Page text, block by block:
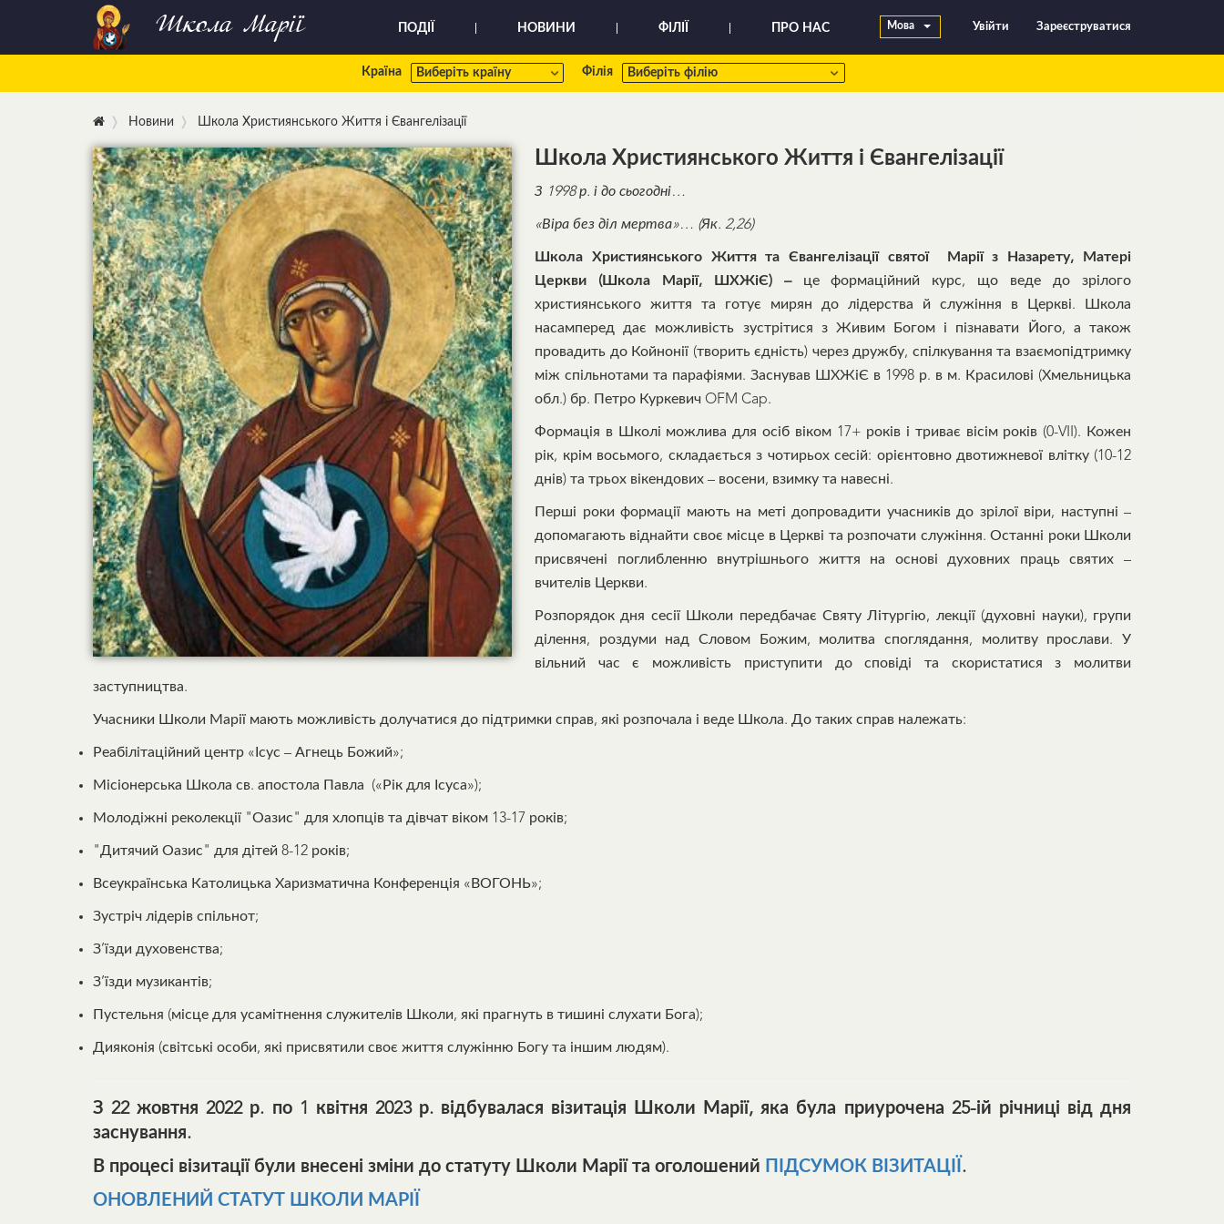
Школа Марії ПОДІЇ НОВИНИ ФІЛІЇ ПРО НАС Мова Увійти Зареєструватися
Країна Філія
Новини Школа Християнського Життя і Євангелізації
Школа Християнського Життя і Євангелізації
З 1998 р. і до сьогодні…
«Віра без діл мертва»… (Як. 2,26)
Школа Християнського Життя та Євангелізації святої Марії з Назарету, Матері
Церкви (Школа Марії, ШХЖіЄ) –це формаційний курс, що веде до зрілого
християнського життя та готує мирян до лідерства й служіння в Церкві. Школа
насамперед дає можливість зустрітися з Живим Богом і пізнавати Його, а також
провадить до Койнонії (творить єдність) через дружбу, спілкування та взаємопідтримку
між спільнотами та парафіями. Заснував ШХЖіЄ в 1998 р. в м. Красилові (Хмельницька
обл.) бр. Петро Куркевич OFM Cap.
Формація в Школі можлива для осіб віком 17+ років і триває вісім років (0-VII). Кожен
рік, крім восьмого, складається з чотирьох сесій: орієнтовно двотижневої влітку (10-12
днів) та трьох вікендових – восени, взимку та навесні.
Перші роки формації мають на меті допровадити учасників до зрілої віри, наступні –
допомагають віднайти своє місце в Церкві та розпочати служіння. Останні роки Школи
присвячені поглибленню внутрішнього життя на основі духовних праць святих –
вчителів Церкви.
Розпорядок дня сесії Школи передбачає Святу Літургію, лекції (духовні науки), групи
ділення, роздуми над Словом Божим, молитва споглядання, молитву прослави. У
вільний час є можливість приступити до сповіді та скористатися з молитви
заступництва.
Учасники Школи Марії мають можливість долучатися до підтримки справ, які розпочала і веде Школа. До таких справ належать:
Реабілітаційний центр «Ісус – Агнець Божий»;
Місіонерська Школа св. апостола Павла («Рік для Ісуса»);
Молодіжні реколекції "Оазис" для хлопців та дівчат віком 13-17 років;
"Дитячий Оазис" для дітей 8-12 років;
Всеукраїнська Католицька Харизматична Конференція «ВОГОНЬ»;
Зустріч лідерів спільнот;
З’їзди духовенства;
З’їзди музикантів;
Пустельня (місце для усамітнення служителів Школи, які прагнуть в тишині слухати Бога);
Дияконія (світські особи, які присвятили своє життя служінню Богу та іншим людям).
З 22 жовтня 2022 р. по 1 квітня 2023 р. відбувалася візитація Школи Марії, яка була приурочена 25-ій річниці від дня
заснування.
В процесі візитації були внесені зміни до статуту Школи Марії та оголошений ПІДСУМОК ВІЗИТАЦІЇ.
ОНОВЛЕНИЙ СТАТУТ ШКОЛИ МАРІЇ